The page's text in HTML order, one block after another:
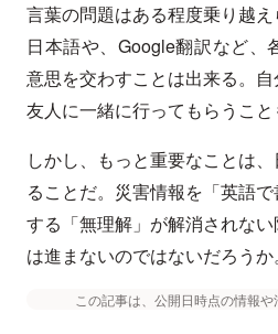
言葉の問題はある程度乗り越
日本語や、Google翻訳など、
意思を交わすことは出来る。
友人に一緒に行ってもらうこと
しかし、もっと重要なことは
ることだ。災害情報を「英語
する「無理解」が解消されな
は進まないのではないだろうか。
この記事は、公開日時点の情報や